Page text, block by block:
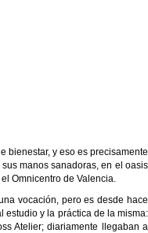
bienestar, y eso es precisamente
manos sanadoras, en el oasis
Omnicentro de Valencia.
vocación, pero es desde hace
estudio y la práctica de la misma:
Atelier; diariamente llegaban a